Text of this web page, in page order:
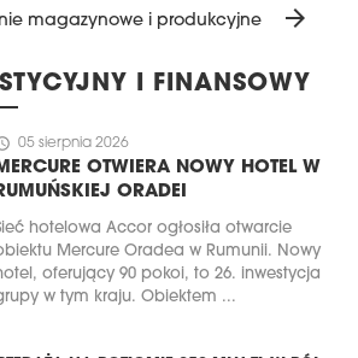
magazynowe i produkcyjne arrow_forward
I FINANSOWY
05 sierpnia 2026
OTWIERA NOWY HOTEL W
ORADEI
hotelowa Accor ogłosiła otwarcie
Mercure Oradea w Rumunii. Nowy
oferujący 90 pokoi, to 26. inwestycja
w tym kraju. Obiektem ...